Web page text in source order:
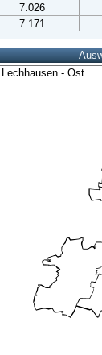
7.026
7.171